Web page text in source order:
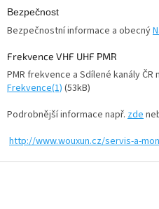
i
Bezpečnost
Bezpečnostní informace a obecný
Frekvence VHF UHF PMR
PMR frekvence a Sdílené kanály ČR
Frekvence(1) (53kB)
Podrobnější informace např. zde
http://www.wouxun.cz/servis-a-